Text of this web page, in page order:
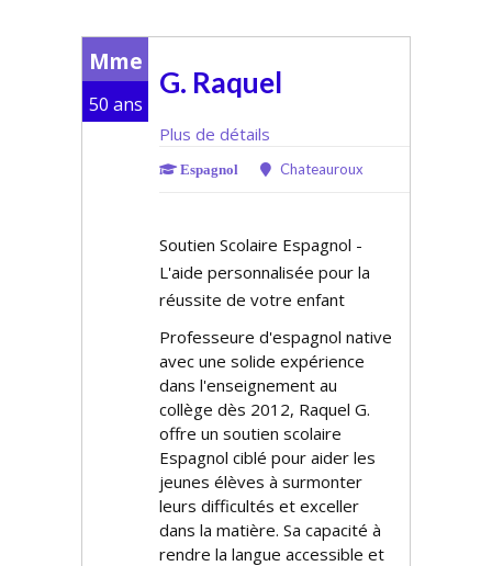
Mme
50 ans
G. Raquel
Plus de détails
Espagnol Chateauroux
Soutien Scolaire Espagnol -
L'aide personnalisée pour la
réussite de votre enfant
Professeure d'espagnol native
avec une solide expérience
dans l'enseignement au
collège dès 2012, Raquel G.
offre un soutien scolaire
Espagnol ciblé pour aider les
jeunes élèves à surmonter
leurs difficultés et exceller
dans la matière. Sa capacité à
rendre la langue accessible et